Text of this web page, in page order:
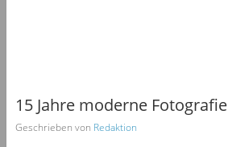
15 Jahre moderne Fotografie
Geschrieben von Redaktion